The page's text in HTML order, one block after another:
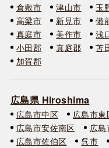
倉敷市
津山市 玉
高梁市
新見市 備
真庭市
美作市 浅
小田郡
真庭郡 苫
加賀郡
広島県 Hiroshima
広島市中区 広島市東
広島市安佐南区
広島
広島市佐伯区
呉市